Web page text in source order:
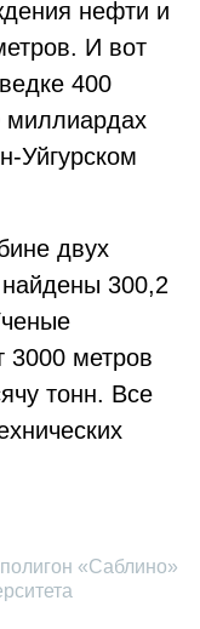
нефти и
И вот
400
миллиардах
Уйгурском
двух
300,2
3000 метров
тонн. Все
«Саблино»